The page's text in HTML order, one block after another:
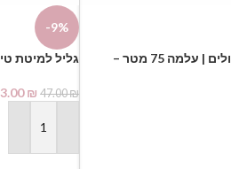
גליל למיטת טיפולים | עלמה 75 מטר –
-9%
47.00₪
₪
הוספה לסל